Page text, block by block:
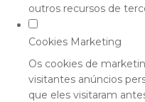
outros recursos de
Cookies Marketing
Os cookies de
visitantes anúncios
que eles visitaram